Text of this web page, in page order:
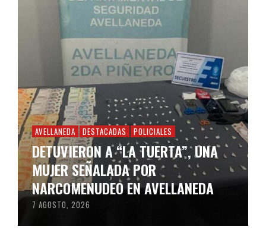
AVELLANEDA DESTACADAS POLICIALES
DETUVIERON A “LA TUERTA”, UNA
MUJER SEÑALADA POR
NARCOMENUDEO EN AVELLANEDA
7 AGOSTO, 2026